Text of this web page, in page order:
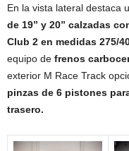
En la vista lateral destaca
de 19” y 20” calzadas
Club 2 en medidas 275/
equipo de frenos
exterior M Race Track
pinzas de 6 pistones
trasero.